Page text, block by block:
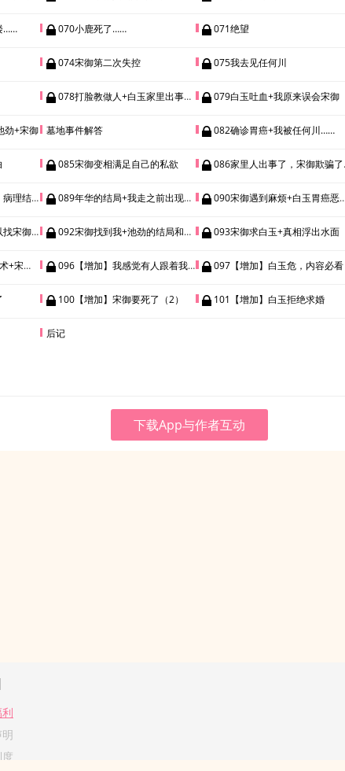
…… 070小鹿死了…… 071绝望
074宋御第二次失控 075我去见任何川
078打脸教做人+白玉家里出事端倪 079白玉吐血+我原来误会宋御
劲+宋御 墓地事件解答 082确诊胃癌+我被任何川……
085宋御变相满足自己的私欲 086家里人出事了，宋御欺骗了白玉
是胃癌 089年华的结局+我走之前出现了意外 090宋御遇到麻烦+白玉胃癌恶化（已修）
宋御。 092宋御找到我+池劲的结局和惊人真相 093宋御求白玉+真相浮出水面
已修） 096【增加】我感觉有人跟着我+宋御视角 097【增加】白玉危，内容必看
100【增加】宋御要死了（2） 101【增加】白玉拒绝求婚
后记
下载App与作者互动